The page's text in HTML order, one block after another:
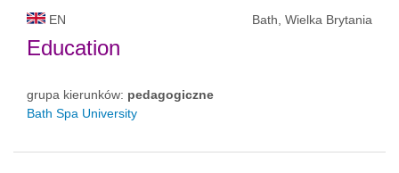
EN Bath, Wielka Brytania
Education
grupa kierunków: pedagogiczne
Bath Spa University